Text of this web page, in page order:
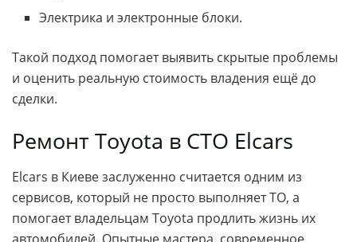
Электрика и электронные блоки.
Такой подход помогает выявить скрытые проблемы
и оценить реальную стоимость владения ещё до
сделки.
Ремонт Toyota в СТО Elcars
Elcars в Киеве заслуженно считается одним из
сервисов, который не просто выполняет ТО, а
помогает владельцам Toyota продлить жизнь их